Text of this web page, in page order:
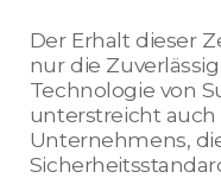
Der Erhalt dieser
nur die
Technologie von
unterstreicht
Unternehmens,